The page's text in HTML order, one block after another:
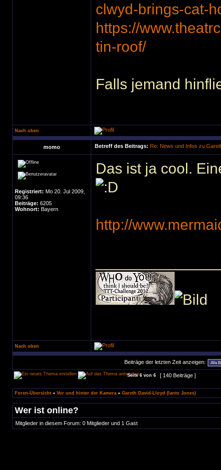
clwyd-brings-cat-
https://
tin-roof/
Falls jemand
Nach oben
momo Betreff des Beitrags: Re: News und Infos zu
Registriert: Mo 20. Jul 2009,
09:36
Beiträge: 6205
Wohnort: Bayern
Das ist ja cool.
http://
Nach oben
Beiträge der letzten Zeit anzeigen:
Seite6 von 6 [ 140 Beiträge ]
Foren-Übersicht » Vor und hinter der Kamera » Gareth David-Lloyd (Ianto Jones)
Wer ist online?
Mitglieder in diesem Forum: 0 Mitglieder und 1 Gast